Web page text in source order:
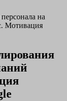
на
Мотивация